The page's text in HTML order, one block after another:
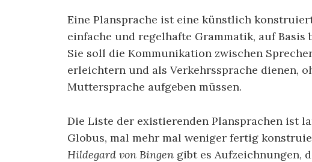
Eine Plansprache ist eine künstlich
einfache und regelhafte Grammatik, auf Basis
Sie soll die Kommunikation zwischen
erleichtern und als Verkehrssprache dienen,
Muttersprache aufgeben müssen.
Die Liste der existierenden Plansprachen ist
Globus, mal mehr mal weniger fertig
Hildegard von Bingen gibt es Aufzeichnungen,